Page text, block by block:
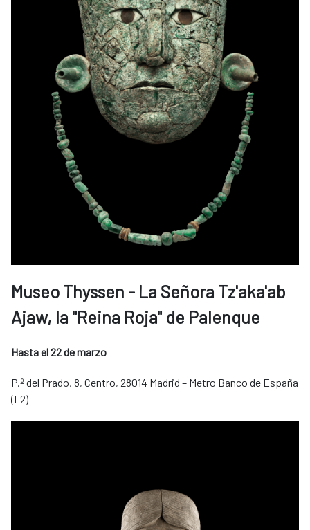
Museo Thyssen - La Señora Tz'aka'ab
Ajaw, la "Reina Roja" de Palenque
Hasta el 22 de marzo
P.º del Prado, 8, Centro, 28014 Madrid – Metro Banco de España
(L2)